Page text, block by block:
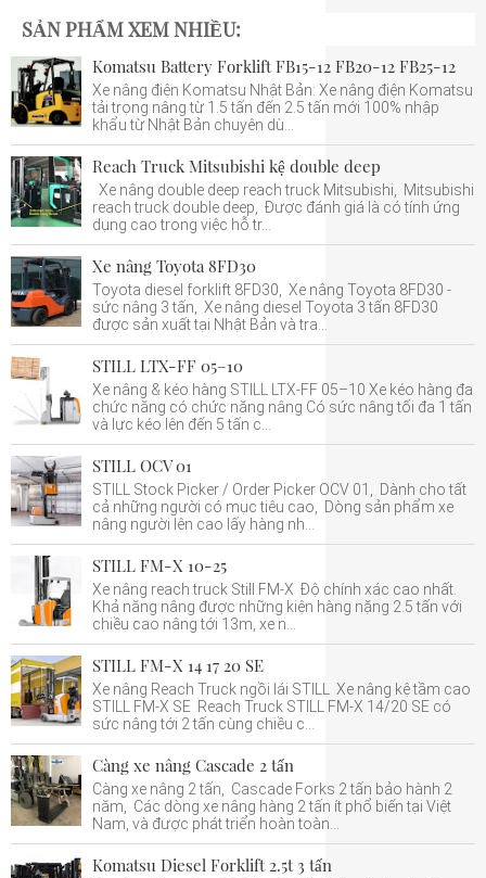
SẢN PHẨM XEM NHIỀU:
Komatsu Battery Forklift FB15-12 FB20-12 FB25-12
Xe nâng điện Komatsu Nhật Bản: Xe nâng điện Komatsu
tải trọng nâng từ 1.5 tấn đến 2.5 tấn mới 100% nhập
khẩu từ Nhật Bản chuyên dù...
Reach Truck Mitsubishi kệ double deep
Xe nâng double deep reach truck Mitsubishi, Mitsubishi
reach truck double deep, Được đánh giá là có tính ứng
dụng cao trong việc hỗ tr...
Xe nâng Toyota 8FD30
Toyota diesel forklift 8FD30, Xe nâng Toyota 8FD30 -
sức nâng 3 tấn, Xe nâng diesel Toyota 3 tấn 8FD30
được sản xuất tại Nhật Bản và tra...
STILL LTX-FF 05–10
Xe nâng & kéo hàng STILL LTX-FF 05–10 Xe kéo hàng đa
chức năng có chức năng nâng Có sức nâng tối đa 1 tấn
và lực kéo lên đến 5 tấn c...
STILL OCV 01
STILL Stock Picker / Order Picker OCV 01, Dành cho tất
cả những người có mục tiêu cao, Dòng sản phẩm xe
nâng người lên cao lấy hàng nh...
STILL FM-X 10-25
Xe nâng reach truck Still FM-X Độ chính xác cao nhất.
Khả năng nâng được những kiện hàng nặng 2.5 tấn với
chiều cao nâng tới 13m, xe n...
STILL FM-X 14 17 20 SE
Xe nâng Reach Truck ngồi lái STILL Xe nâng kệ tầm cao
STILL FM-X SE Reach Truck STILL FM-X 14/20 SE có
sức nâng tới 2 tấn cùng chiều c...
Càng xe nâng Cascade 2 tấn
Càng xe nâng 2 tấn, Cascade Forks 2 tấn bảo hành 2
năm, Các dòng xe nâng hàng 2 tấn ít phổ biến tại Việt
Nam, và được phát triển hoàn toàn...
Komatsu Diesel Forklift 2.5t 3 tấn